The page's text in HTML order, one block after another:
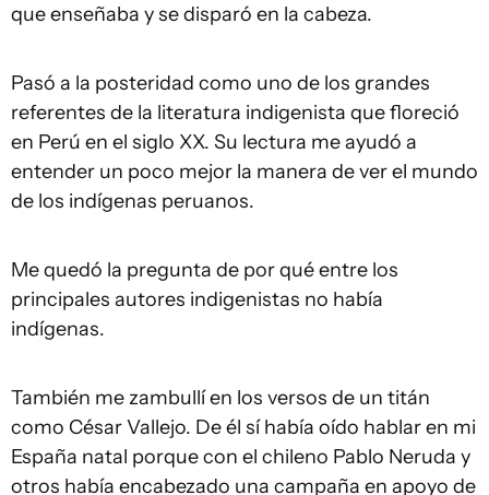
que enseñaba y se disparó en la cabeza.
Pasó a la posteridad como uno de los grandes
referentes de la literatura indigenista que floreció
en Perú en el siglo XX. Su lectura me ayudó a
entender un poco mejor la manera de ver el mundo
de los indígenas peruanos.
Me quedó la pregunta de por qué entre los
principales autores indigenistas no había
indígenas.
También me zambullí en los versos de un titán
como César Vallejo. De él sí había oído hablar en mi
España natal porque con el chileno Pablo Neruda y
otros había encabezado una campaña en apoyo de